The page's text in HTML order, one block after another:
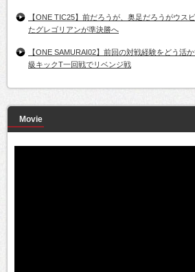
【ONE TIC25】前だろうが、奥足だろうがウス
たグレゴリアンが準決勝へ
【ONE SAMURAI02】前回の対戦経験をどう活
級キックT一回戦でリベンジ戦
Movie